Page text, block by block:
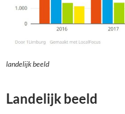
landelijk beeld
Landelijk beeld